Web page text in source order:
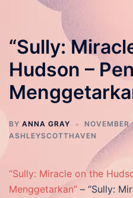
“Sully:
Hudson –
BY ANNA GRAY
ASHLEYSCOTTHAVEN
“Sully: Miracle on the
Menggetarkan” – “Sully: